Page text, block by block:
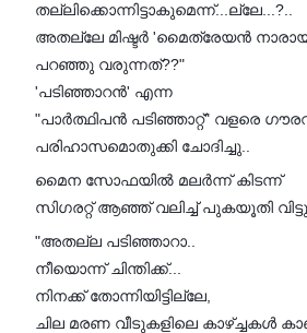
തല്ലിക്കൊന്നിട്ടാകുമെന്ന്...ല്ലേ...?..
അതല്ലേ മിഷ്ടർ 'മൈത്രേയൻ
പറഞ്ഞു വരുന്നത്??"
'പടിഞ്ഞാറൻ' എന്ന
"പാർത്ഥിപൻ പടിഞ്ഞാറ്റ്" വളരെ
പരിഹാസമൊതുക്കി ചോദിച്ചു..
മൈന സോഫയിൽ മലർന്ന് കിടന്ന്
സിഗരറ്റ് ആഞ്ഞ് വലിച്ച് പുകയൂതി
"അതല്ല പടിഞ്ഞാറാ..
നീയൊന്ന് ചിന്തിക്ക്...
നിനക്ക് തോന്നിയിട്ടില്ലേ,
ചില മരണ വീടുകളിലെ കാഴ്ച്ചകൾ